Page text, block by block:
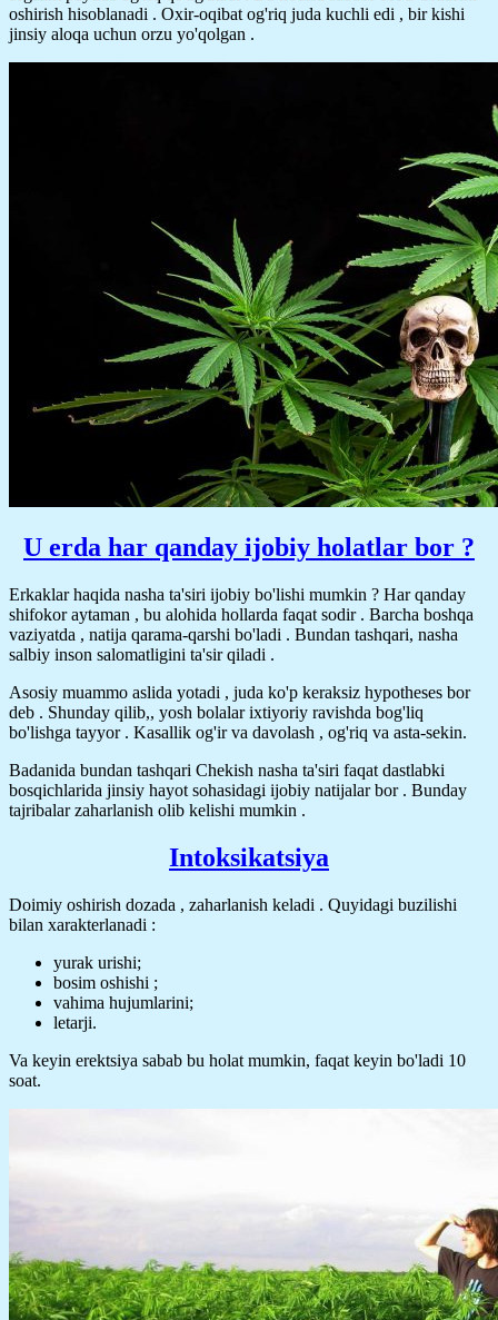
oshirish hisoblanadi . Oxir-oqibat og'riq juda kuchli edi , bir kishi
jinsiy aloqa uchun orzu yo'qolgan .
U erda har qanday ijobiy holatlar bor ?
Erkaklar haqida nasha ta'siri ijobiy bo'lishi mumkin ? Har qanday
shifokor aytaman , bu alohida hollarda faqat sodir . Barcha boshqa
vaziyatda , natija qarama-qarshi bo'ladi . Bundan tashqari, nasha
salbiy inson salomatligini ta'sir qiladi .
Asosiy muammo aslida yotadi , juda ko'p keraksiz hypotheses bor
deb . Shunday qilib,, yosh bolalar ixtiyoriy ravishda bog'liq
bo'lishga tayyor . Kasallik og'ir va davolash , og'riq va asta-sekin.
Badanida bundan tashqari Chekish nasha ta'siri faqat dastlabki
bosqichlarida jinsiy hayot sohasidagi ijobiy natijalar bor . Bunday
tajribalar zaharlanish olib kelishi mumkin .
Intoksikatsiya
Doimiy oshirish dozada , zaharlanish keladi . Quyidagi buzilishi
bilan xarakterlanadi :
yurak urishi;
bosim oshishi ;
vahima hujumlarini;
letarji.
Va keyin erektsiya sabab bu holat mumkin, faqat keyin bo'ladi 10
soat.